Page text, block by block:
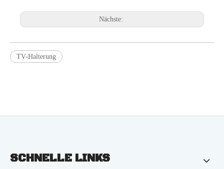
Nächste:
TV-Halterung
SCHNELLE LINKS